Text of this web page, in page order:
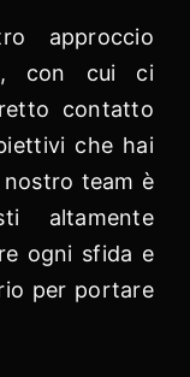
approccio
con cui ci
contatto
che hai
team è
altamente
ogni sfida e
per portare